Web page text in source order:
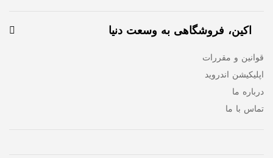
اکین، فروشگاهی به وسعت دنیا
قوانین و مقررات
اپلیکیشن اندروید
درباره ما
تماس با ما